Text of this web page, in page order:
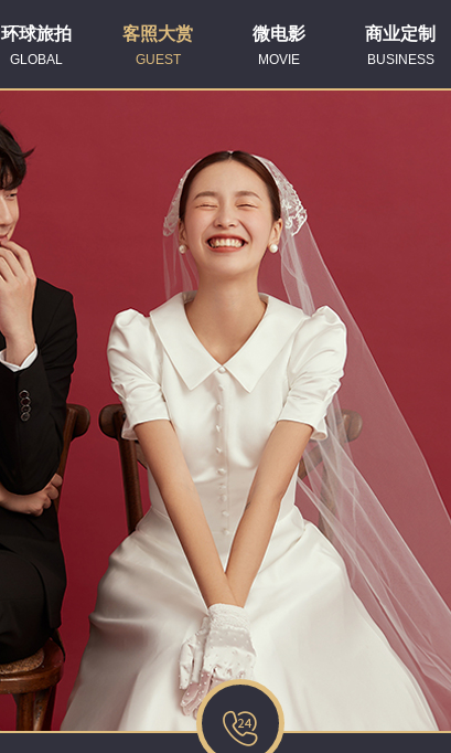
环球旅拍
GLOBAL
客照大赏
GUEST
微电影
MOVIE
商业定制
BUSINESS